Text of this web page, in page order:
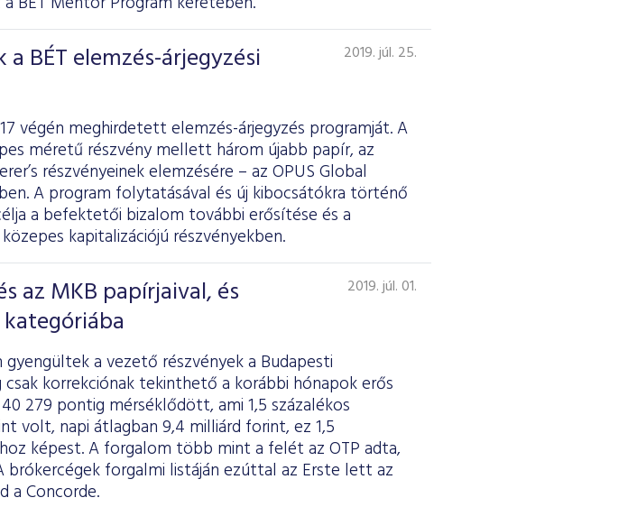
BÉT elemzés-árjegyzési
2019. júl. 25.
végén meghirdetett elemzés-árjegyzés programját. A
méretű részvény mellett három újabb papír, az
részvényeinek elemzésére – az OPUS Global
A program folytatásával és új kibocsátókra történő
a befektetői bizalom további erősítése és a
kapitalizációjú részvényekben.
az MKB papírjaival, és
2019. júl. 01.
a vezető részvények a Budapesti
korrekciónak tekinthető a korábbi hónapok erős
279 pontig mérséklődött, ami 1,5 százalékos
volt, napi átlagban 9,4 milliárd forint, ez 1,5
képest. A forgalom több mint a felét az OTP adta,
brókercégek forgalmi listáján ezúttal az Erste lett az
a Concorde.